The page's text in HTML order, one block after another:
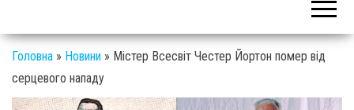
ь
/
р
бодібілдинг
і фітнес
Головна » Новини » Містер Всесвіт Честер Йортон помер від
серцевого нападу